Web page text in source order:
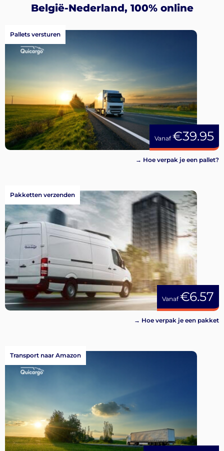
Aanmelden
België-Nederland, 100% online
Vanaf€39.95
Pallets versturen
→ Hoe verpak je een pallet?
Vanaf€6.57
Pakketten verzenden
→ Hoe verpak je een pakket
Transport naar Amazon